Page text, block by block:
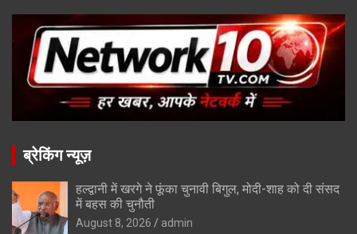
ब्रेकिंग न्यूज़
हल्द्वानी में खरगे ने फूंका चुनावी बिगुल, मोदी-शाह को दी संसद
में बहस की चुनौती
August 8, 2026 admin